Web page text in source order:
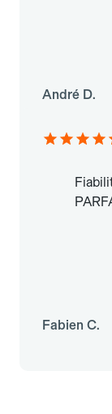
André D.
Fabien C.